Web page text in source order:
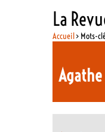
La
Accueil> Mots-
Agathe